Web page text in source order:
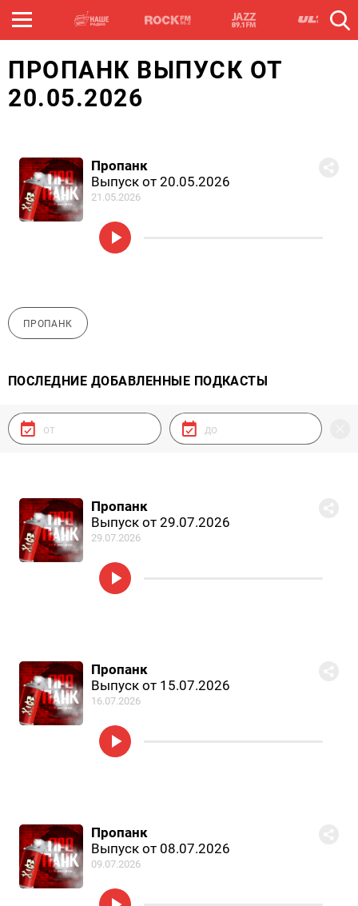
ПРОПАНК ВЫПУСК ОТ
20.05.2026
Пропанк
Выпуск от 20.05.2026
21.05.2026
ПРОПАНК
ПОСЛЕДНИЕ ДОБАВЛЕННЫЕ ПОДКАСТЫ
Пропанк
Выпуск от 29.07.2026
29.07.2026
Пропанк
Выпуск от 15.07.2026
16.07.2026
Пропанк
Выпуск от 08.07.2026
09.07.2026